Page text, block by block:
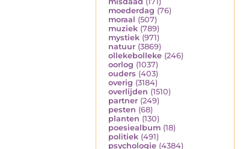
moederdag (76)
moraal (507)
muziek (789)
mystiek (971)
natuur (3869)
ollekebolleke (246)
oorlog (1037)
ouders (403)
overig (3184)
overlijden (1510)
partner (249)
pesten (68)
planten (130)
poesiealbum (18)
politiek (491)
psychologie (4384)